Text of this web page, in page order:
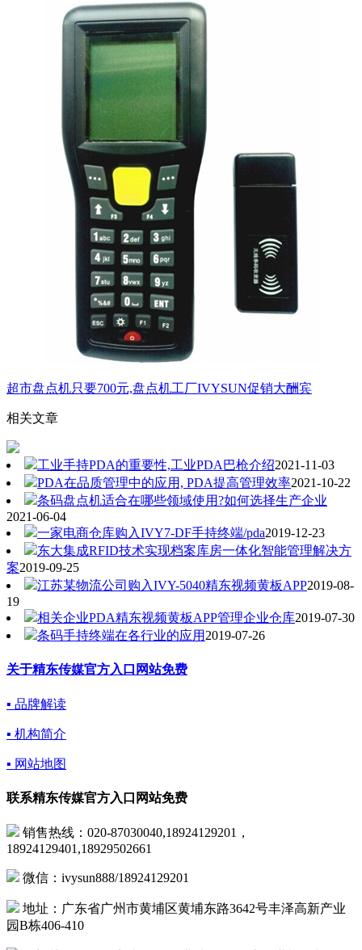
超市盘点机只要700元,盘点机工厂IVYSUN促销大酬宾
相关文章
工业手持PDA的重要性,工业PDA巴枪介绍2021-11-03
PDA在品质管理中的应用, PDA提高管理效率2021-10-22
条码盘点机适合在哪些领域使用?如何选择生产企业
2021-06-04
一家电商仓库购入IVY7-DF手持终端/pda2019-12-23
东大集成RFID技术实现档案库房一体化智能管理解决方
案2019-09-25
江苏某物流公司购入IVY-5040精东视频黄板APP2019-08-
19
相关企业PDA精东视频黄板APP管理企业仓库2019-07-30
条码手持终端在各行业的应用 2019-07-26
关于精东传媒官方入口网站免费
▪ 品牌解读
▪ 机构简介
▪ 网站地图
联系精东传媒官方入口网站免费
销售热线：020-87030040,18924129201，
18924129401,18929502661
微信：ivysun888/18924129201
地址：广东省广州市黄埔区黄埔东路3642号丰泽高新产业
园B栋406-410